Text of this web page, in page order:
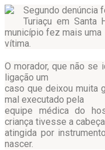
Segundo denúncia
Turiaçu em Santa
município fez mais uma
vítima.
O morador, que não se
ligação um
caso que deixou muita
mal executado pela
equipe médica do
criança tivesse a cabeça
atingida por
nascer.